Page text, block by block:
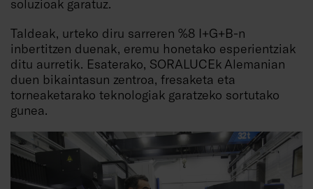
soluzioak garatuz.
Taldeak, urteko diru sarreren %8 I+G+B-n
inbertitzen duenak, eremu honetako esperientziak
ditu aurretik. Esaterako, SORALUCEk Alemanian
duen bikaintasun zentroa, fresaketa eta
torneaketarako teknologiak garatzeko sortutako
gunea.